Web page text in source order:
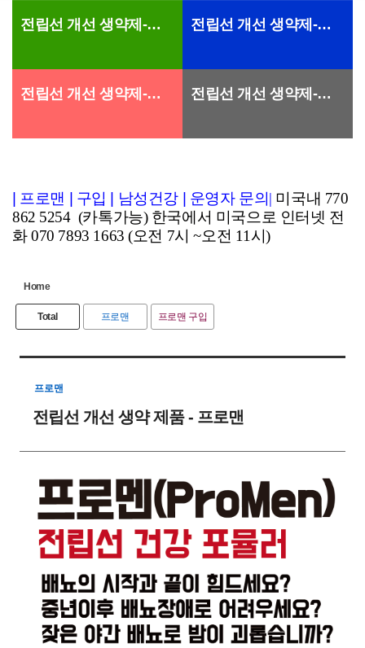
전립선 개선 생약제-프로맨 전립선 개선 생약제-프로맨
전립선 개선 생약제-프로맨 전립선 개선 생약제-프로맨
프로맨 구입 남성건강 운영자 문의 | 미국내 770
862 5254 (카톡가능) 한국에서 미국으로 인터넷 전
화 070 7893 1663 (오전 7시 ~오전 11시)
Home
Total 프로맨 프로맨 구입
프로맨
전립선 개선 생약 제품 - 프로맨